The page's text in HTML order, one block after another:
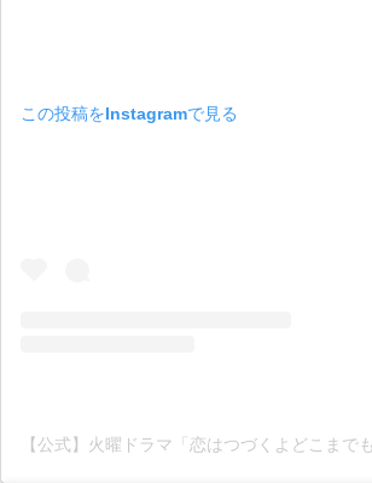
この投稿をInstagramで見る